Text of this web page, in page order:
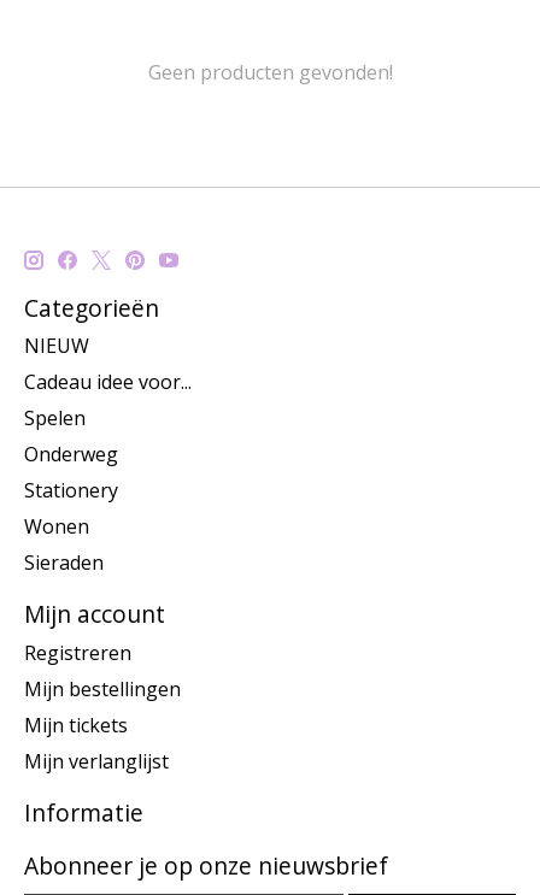
Geen producten gevonden!
Categorieën
NIEUW
Cadeau idee voor...
Spelen
Onderweg
Stationery
Wonen
Sieraden
Mijn account
Registreren
Mijn bestellingen
Mijn tickets
Mijn verlanglijst
Informatie
Abonneer je op onze nieuwsbrief